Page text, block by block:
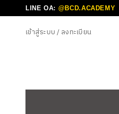
ไป
LINE OA: @BCD.ACADEMY
เข้าสู่ระบบ / ลงทะเบียน